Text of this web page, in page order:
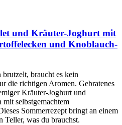
und Kräuter-Joghurt mit
und Knoblauch-
brutzelt, braucht es kein
die richtigen Aromen. Gebratenes
Kräuter-Joghurt und
selbstgemachtem
Sommerrezept bringt an einem
Teller, was du brauchst.